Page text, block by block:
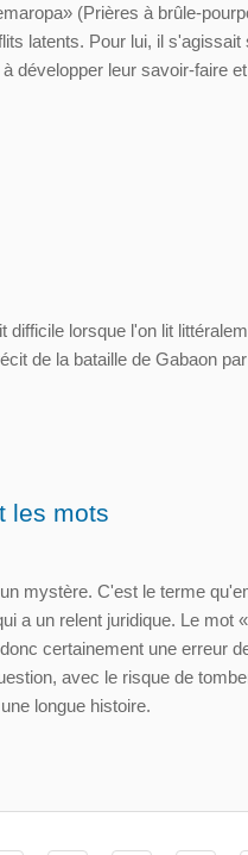
(Prières à brûle-
latents. Pour lui, il
développer leur savoir-faire
difficile lorsque l'on lit
de la bataille de Gabaon
les mots
mystère. C'est le terme
a un relent juridique. Le
certainement une erreur
avec le risque de
longue histoire.